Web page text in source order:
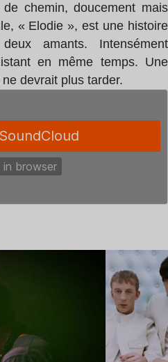
chemin, doucement mais
« Elodie », est une histoire
amants. Intensément
en même temps. Une
devrait plus tarder.